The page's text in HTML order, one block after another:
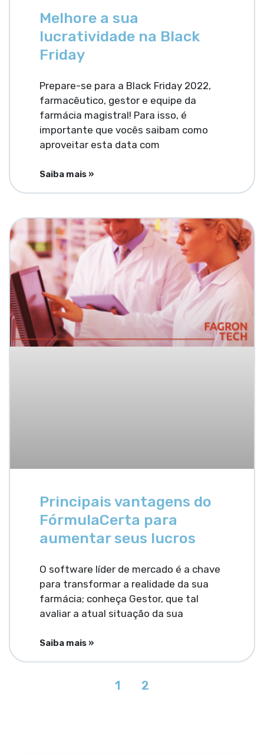
Melhore a sua
lucratividade na Black
Friday
Prepare-se para a Black Friday 2022,
farmacêutico, gestor e equipe da
farmácia magistral! Para isso, é
importante que vocês saibam como
aproveitar esta data com
Saiba mais »
Principais vantagens do
FórmulaCerta para
aumentar seus lucros
O software líder de mercado é a chave
para transformar a realidade da sua
farmácia; conheça Gestor, que tal
avaliar a atual situação da sua
Saiba mais »
1 2